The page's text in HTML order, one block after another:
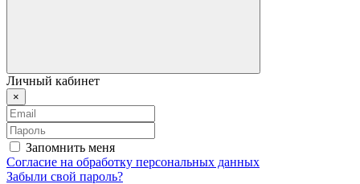
Личный кабинет
×
Запомнить меня
Согласие на обработку персональных данных
Забыли свой пароль?